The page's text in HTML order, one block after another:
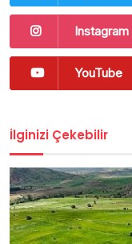
Instagram
YouTube
İlginizi Çekebilir